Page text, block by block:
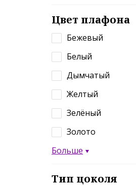
Цвет плафона
Бежевый
Белый
Дымчатый
Желтый
Зелёный
Золото
Больше
Тип цоколя